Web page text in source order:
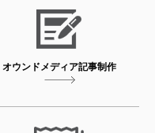
オウンドメディア記事制作